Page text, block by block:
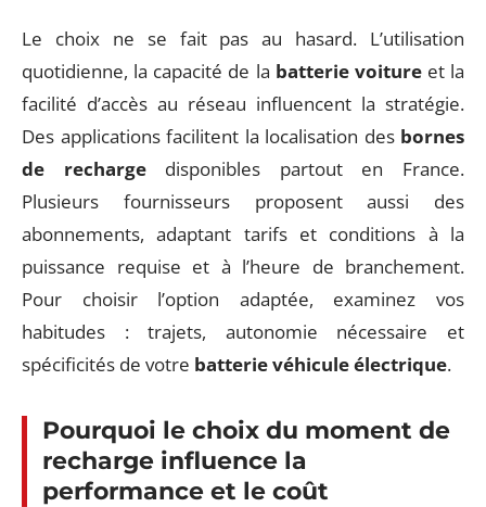
Le choix ne se fait pas au hasard. L’utilisation
quotidienne, la capacité de la batterie voitureet la
facilité d’accès au réseau influencent la stratégie.
Des applications facilitent la localisation des bornes
de rechargedisponibles partout en France.
Plusieurs fournisseurs proposent aussi des
abonnements, adaptant tarifs et conditions à la
puissance requise et à l’heure de branchement.
Pour choisir l’option adaptée, examinez vos
habitudes : trajets, autonomie nécessaire et
spécificités de votre batterie véhicule électrique.
Pourquoi le choix du moment de
recharge influence la
performance et le coût